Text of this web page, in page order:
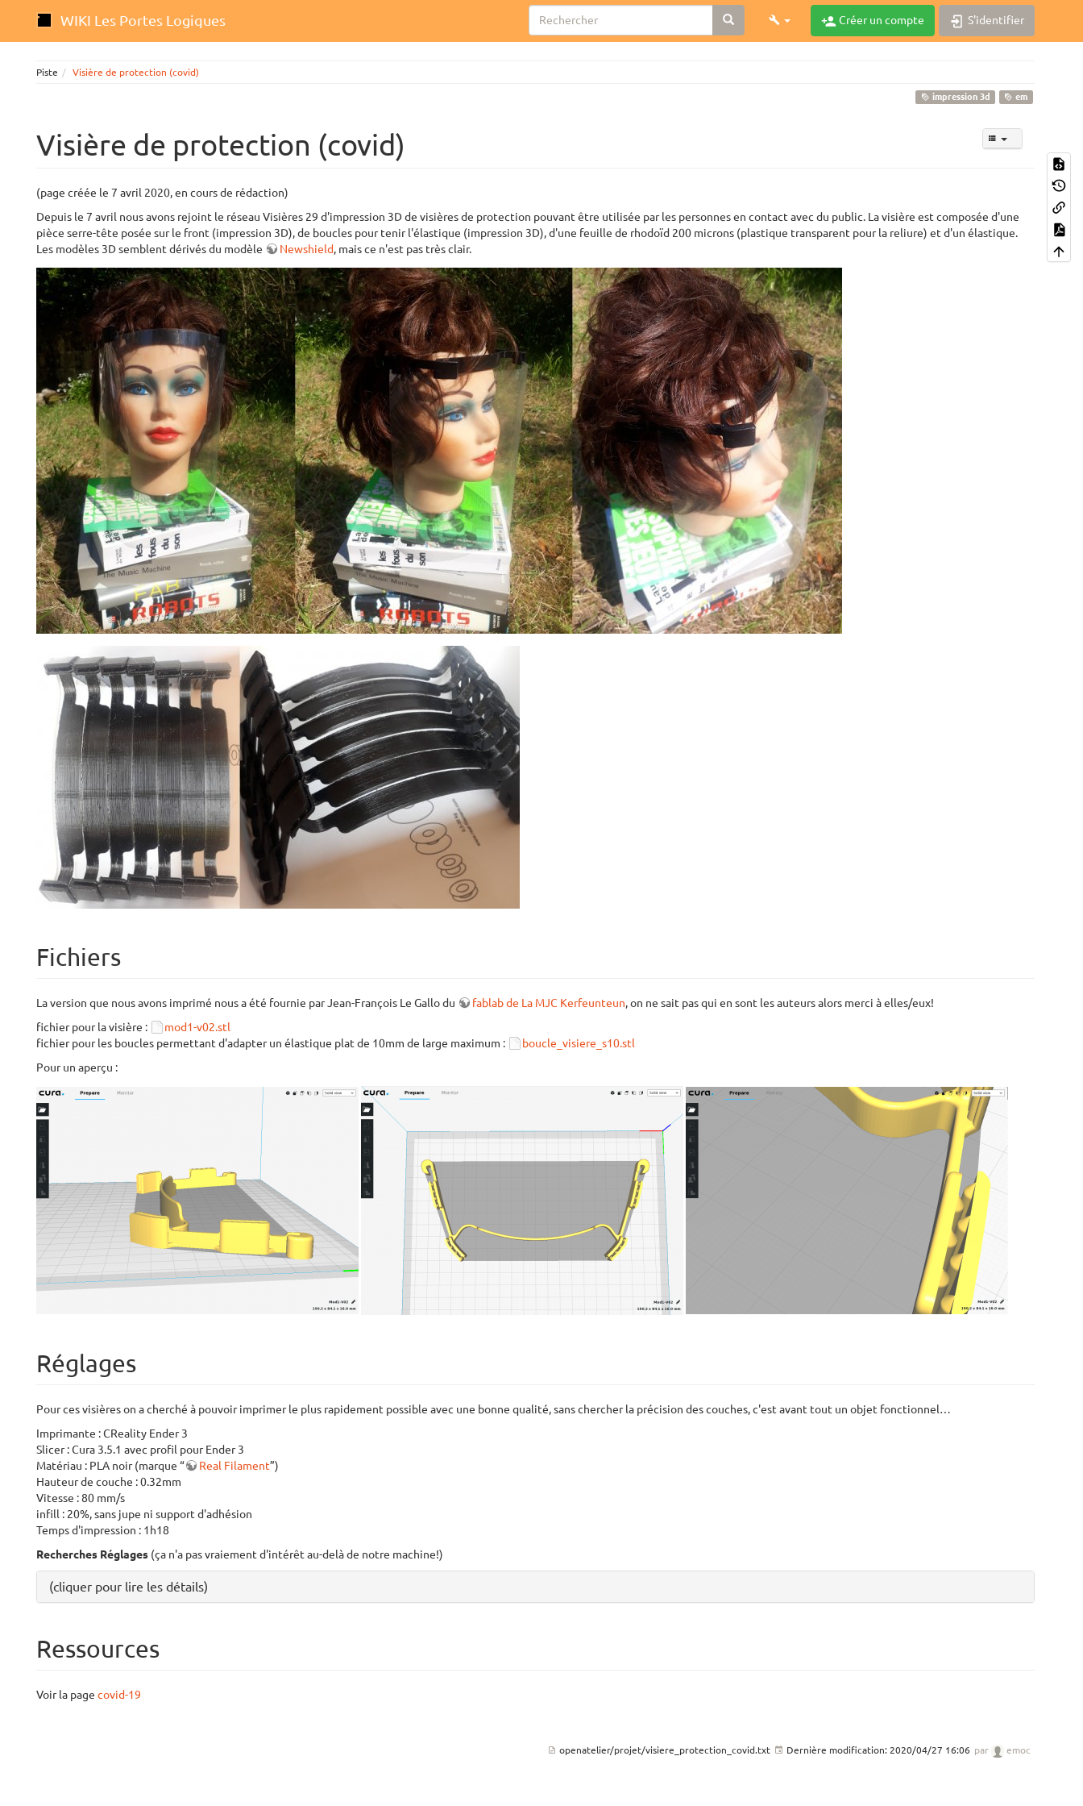
WIKI Les Portes Logiques Créer un compte S'identifier
Piste Visière de protection (covid)
impression 3d em
Visière de protection (covid)
(page créée le 7 avril 2020, en cours de rédaction)
Depuis le 7 avril nous avons rejoint le réseau Visières 29 d'impression 3D de visières de protection pouvant être utilisée par les personnes en contact avec du public. La visière est composée d'une
pièce serre-tête posée sur le front (impression 3D), de boucles pour tenir l'élastique (impression 3D), d'une feuille de rhodoïd 200 microns (plastique transparent pour la reliure) et d'un élastique.
Les modèles 3D semblent dérivés du modèle
Newshield, mais ce n'est pas très clair.
Fichiers
La version que nous avons imprimé nous a été fournie par Jean-François Le Gallo du fablab de La MJC Kerfeunteun, on ne sait pas qui en sont les auteurs alors merci à elles/eux!
fichier pour la visière :
mod1-v02.stl
fichier pour les boucles permettant d'adapter un élastique plat de 10mm de large maximum :
boucle_visiere_s10.stl
Pour un aperçu :
Réglages
Pour ces visières on a cherché à pouvoir imprimer le plus rapidement possible avec une bonne qualité, sans chercher la précision des couches, c'est avant tout un objet fonctionnel…
Imprimante : CReality Ender 3
Slicer : Cura 3.5.1 avec profil pour Ender 3
Matériau : PLA noir (marque “
Real Filament”)
Hauteur de couche : 0.32mm
Vitesse : 80 mm/s
infill : 20%, sans jupe ni support d'adhésion
Temps d'impression : 1h18
Recherches Réglages (ça n'a pas vraiement d'intérêt au-delà de notre machine!)
(cliquer pour lire les détails)
Ressources
Voir la page covid-19
openatelier/projet/visiere_protection_covid.txt Dernière modification: 2020/04/27 16:06 par emoc